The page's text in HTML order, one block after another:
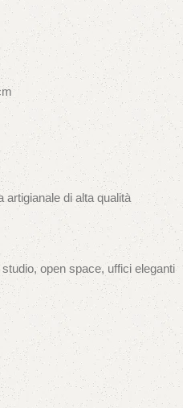
artigianale di alta qualità
open space, uffici eleganti